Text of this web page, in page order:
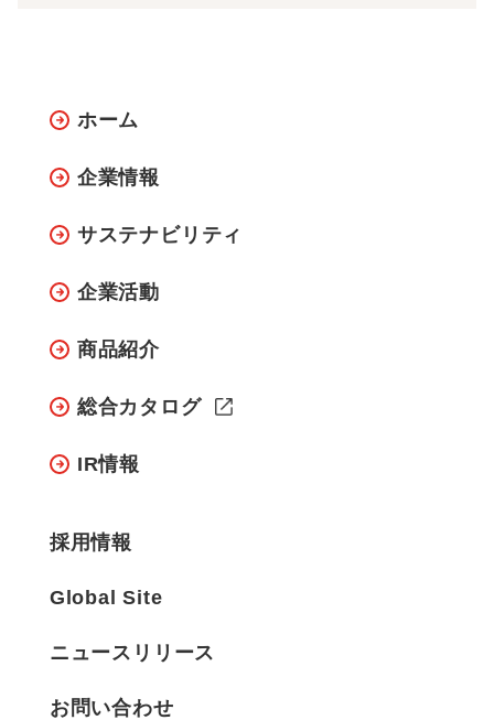
ホーム
企業情報
サステナビリティ
企業活動
商品紹介
総合カタログ
IR情報
採用情報
Global Site
ニュースリリース
お問い合わせ